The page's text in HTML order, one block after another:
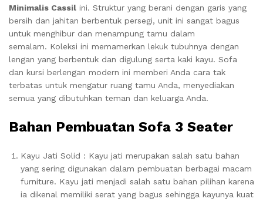
Minimalis Cassil ini. Struktur yang berani dengan garis yang
bersih dan jahitan berbentuk persegi, unit ini sangat bagus
untuk menghibur dan menampung tamu dalam
semalam. Koleksi ini memamerkan lekuk tubuhnya dengan
lengan yang berbentuk dan digulung serta kaki kayu. Sofa
dan kursi berlengan modern ini memberi Anda cara tak
terbatas untuk mengatur ruang tamu Anda, menyediakan
semua yang dibutuhkan teman dan keluarga Anda.
Bahan Pembuatan Sofa 3 Seater
Kayu Jati Solid : Kayu jati merupakan salah satu bahan
yang sering digunakan dalam pembuatan berbagai macam
furniture. Kayu jati menjadi salah satu bahan pilihan karena
ia dikenal memiliki serat yang bagus sehingga kayunya kuat